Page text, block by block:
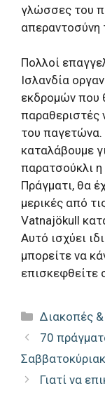
γλώσσες του
απεραντοσύνη
Πολλοί
Ισλανδία
εκδρομών που
παραθεριστές
του παγετώνα.
καταλάβουμε
παρατσούκλι
Πράγματι, θα
μερικές από
Vatnajökull
Αυτό ισχύει
μπορείτε να
επισκεφθείτε
Κατηγορίες
Διακοπές &
70
Γιατί να